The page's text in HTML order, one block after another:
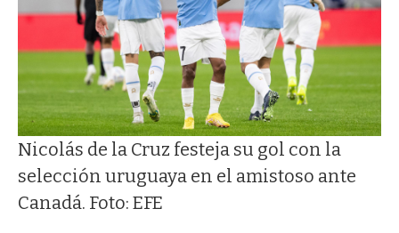
Nicolás de la Cruz festeja su gol con la
selección uruguaya en el amistoso ante
Canadá. Foto: EFE